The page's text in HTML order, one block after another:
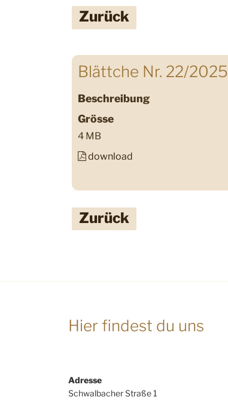
Zurück
Blättche Nr. 22/2025
Beschreibung
Grösse
4 MB
download
Zurück
Hier findest du uns
Adresse
Schwalbacher Straße 1